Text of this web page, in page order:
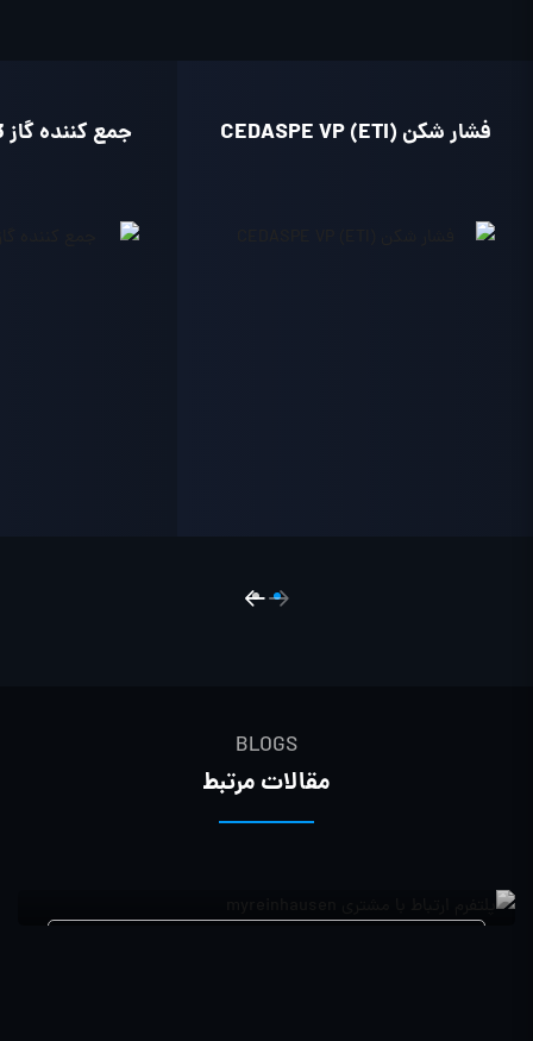
فشار شکن CEDASPE VP (ETI) جمع کننده گاز CEDASPE RG3
BLOGS
مقالات مرتبط